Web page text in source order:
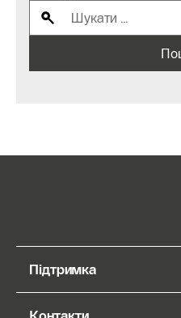
Підтримка